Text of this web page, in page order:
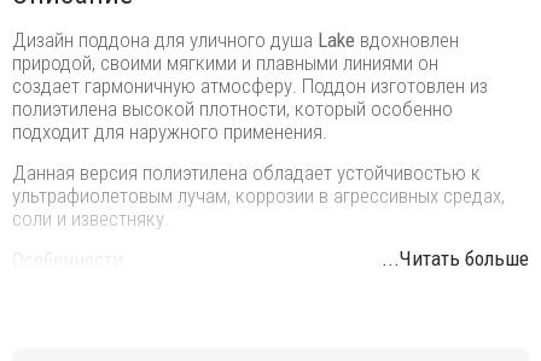
Дизайн поддона для уличного душа Lake вдохновлен
природой, своими мягкими и плавными линиями он
создает гармоничную атмосферу. Поддон изготовлен из
полиэтилена высокой плотности, который особенно
подходит для наружного применения.
Данная версия полиэтилена обладает устойчивостью к
ультрафиолетовым лучам, коррозии в агрессивных средах,
соли и известняку.
Особенности:
...Читать больше